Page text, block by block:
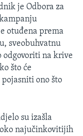
je Odbora za
otuđena prema
sveobuhvatnu
odgovoriti na krive
što će
ono što
su izašla
najučinkovitijih